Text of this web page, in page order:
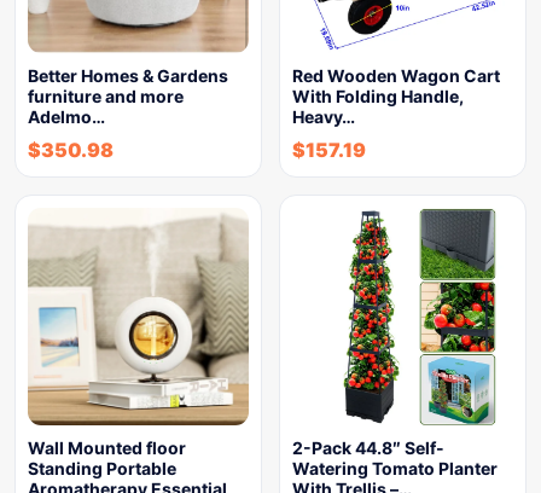
Better Homes & Gardens
furniture and more
Adelmo…
$350.98
Red Wooden Wagon Cart
With Folding Handle,
Heavy…
$157.19
Wall Mounted floor
Standing Portable
Aromatherapy Essential
2-Pack 44.8″ Self-
Watering Tomato Planter
With Trellis –…